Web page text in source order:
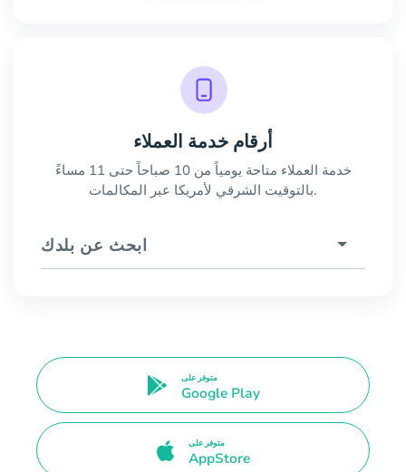
أرقام خدمة العملاء
خدمة العملاء متاحة يومياً من 10 صباحاً حتى 11 مساءً
بالتوقيت الشرقي لأمريكا عبر المكالمات.
ابحث عن بلدك
متوفر على
Google Play
متوفر على
AppStore